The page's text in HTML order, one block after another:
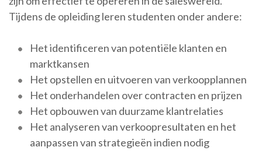
Tijdens de opleiding leren studenten onder andere:
Het identificeren van potentiële klanten en
marktkansen
Het opstellen en uitvoeren van verkoopplannen
Het onderhandelen over contracten en prijzen
Het opbouwen van duurzame klantrelaties
Het analyseren van verkoopresultaten en het
aanpassen van strategieën indien nodig